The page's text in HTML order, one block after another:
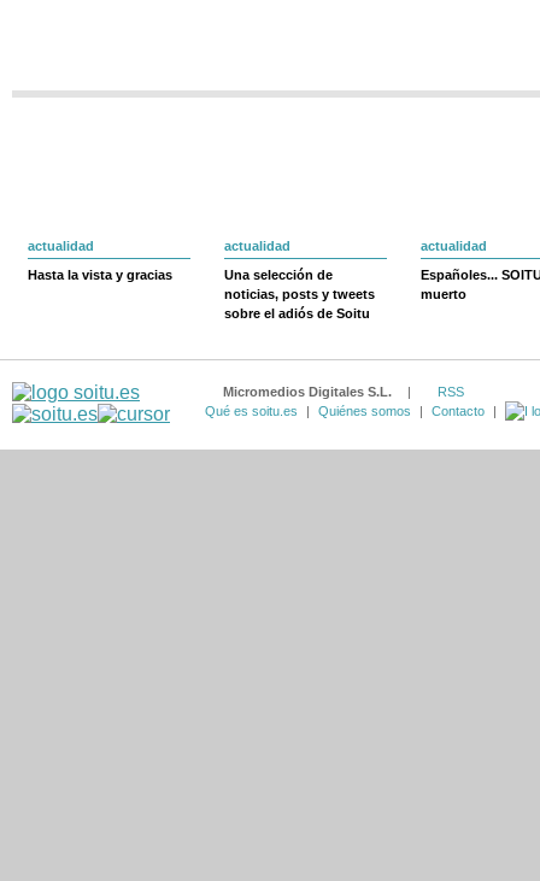
actualidad
Hasta la vista y gracias
actualidad
Una selección de
noticias, posts y tweets
sobre el adiós de Soitu
actualidad
Españoles...
muerto
Micromedios Digitales S.L. |
RSS
Qué es soitu.es
| Quiénes somos | Contacto |